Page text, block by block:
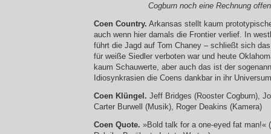
Cogburn noch eine Rechnung
Coen Country. Arkansas stellt kaum
auch wenn hier damals die Frontier verlief. In
führt die Jagd auf Tom Chaney – schließt sich das
für weiße Siedler verboten war und heute
kaum Schauwerte, aber auch das ist der
Idiosynkrasien die Coens dankbar in ihr
Coen Klüngel. Jeff Bridges (Rooster Cogburn),
Carter Burwell (Musik), Roger Deakins (Kamera)
Coen Quote. »Bold talk for a one-eyed fat man!«